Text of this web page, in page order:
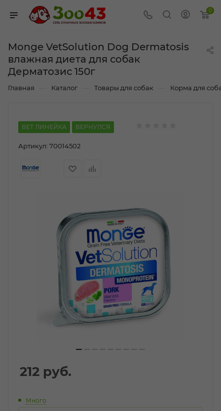
0
Monge VetSolution Dog Dermatosis
влажная диета для собак
Дерматозис 150г
Главная Каталог Товары для собак Корма для
ВЕТ ЛИНЕЙКА ВЕРНУЛСЯ
Артикул: 70014502
212 руб.
Много